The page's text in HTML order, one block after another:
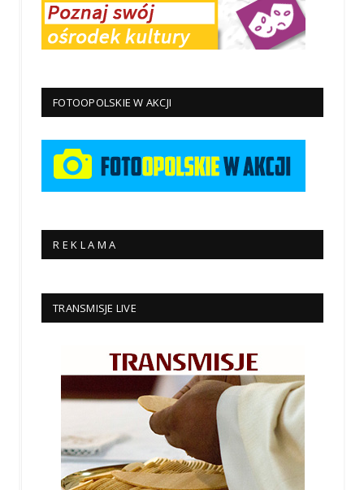
FOTOOPOLSKIE W AKCJI
R E K L A M A
TRANSMISJE LIVE